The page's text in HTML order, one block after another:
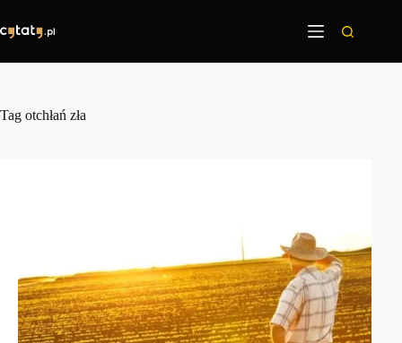
treści
Tag otchłań zła